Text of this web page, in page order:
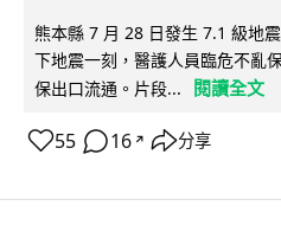
熊本縣 7 月 28 日發生 7.1 級地
下地震一刻，醫護人員臨危不亂
保出口流通。片段...
閱讀全文
55 16 ↗ 分享